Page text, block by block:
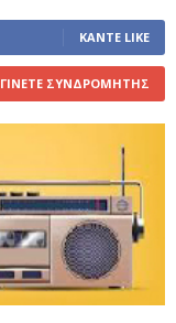
ΚΆΝΤΕ LIKE
ΓΊΝΕΤΕ ΣΥΝΔΡΟΜΗΤΉΣ